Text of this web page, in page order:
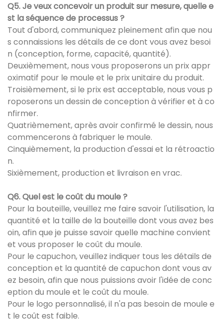
Q5. Je veux concevoir un produit sur mesure, quelle e
st la séquence de processus ?
Tout d'abord, communiquez pleinement afin que nou
s connaissions les détails de ce dont vous avez besoi
n (conception, forme, capacité, quantité).
Deuxièmement, nous vous proposerons un prix appr
oximatif pour le moule et le prix unitaire du produit.
Troisièmement, si le prix est acceptable, nous vous p
roposerons un dessin de conception à vérifier et à co
nfirmer.
Quatrièmement, après avoir confirmé le dessin, nous
commencerons à fabriquer le moule.
Cinquièmement, la production d'essai et la rétroactio
n.
Sixièmement, production et livraison en vrac.
Q6. Quel est le coût du moule ?
Pour la bouteille, veuillez me faire savoir l'utilisation, la
quantité et la taille de la bouteille dont vous avez bes
oin, afin que je puisse savoir quelle machine convient
et vous proposer le coût du moule.
Pour le capuchon, veuillez indiquer tous les détails de
conception et la quantité de capuchon dont vous av
ez besoin, afin que nous puissions avoir l'idée de conc
eption du moule et le coût du moule.
Pour le logo personnalisé, il n'a pas besoin de moule e
t le coût est faible.